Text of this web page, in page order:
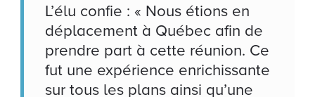
L’élu confie : « Nous étions en
déplacement à Québec afin de
prendre part à cette réunion. Ce
fut une expérience enrichissante
sur tous les plans ainsi qu’une